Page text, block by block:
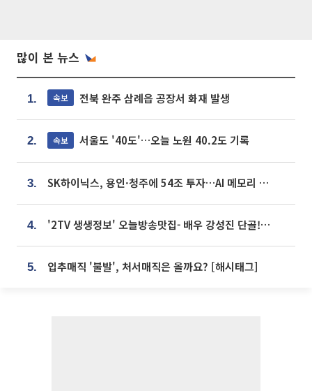
많이 본 뉴스
1. 속보 전북 완주 삼례읍 공장서 화재 발생
2. 속보 서울도 '40도'…오늘 노원 40.2도 기록
3. SK하이닉스, 용인·청주에 54조 투자…AI 메모리 생산기지 키운다
4. '2TV 생생정보' 오늘방송맛집- 배우 강성진 단골! 쌀국수ㆍ푸팟퐁 커리 맛집 '블○○○'
5. 입추매직 '불발', 처서매직은 올까요? [해시태그]